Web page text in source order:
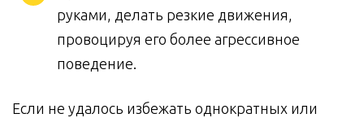
руками, делать резкие движения,
провоцируя его более агрессивное
поведение.
Если не удалось избежать однократных или